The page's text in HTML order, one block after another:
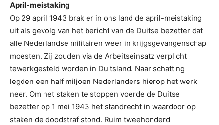
April-meistaking
Op 29 april 1943 brak er in ons land de april-meistaking
uit als gevolg van het bericht van de Duitse bezetter dat
alle Nederlandse militairen weer in krijgsgevangenschap
moesten. Zij zouden via de Arbeitseinsatz verplicht
tewerkgesteld worden in Duitsland. Naar schatting
legden een half miljoen Nederlanders hierop het werk
neer. Om het staken te stoppen voerde de Duitse
bezetter op 1 mei 1943 het standrecht in waardoor op
staken de doodstraf stond. Ruim tweehonderd